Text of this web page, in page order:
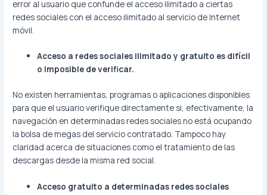
error al usuario que confunde el acceso ilimitado a ciertas
redes sociales con el acceso ilimitado al servicio de Internet
móvil.
Acceso a redes sociales ilimitado y gratuito es difícil
o imposible de verificar.
No existen herramientas, programas o aplicaciones disponibles
para que el usuario verifique directamente si, efectivamente, la
navegación en determinadas redes sociales no está ocupando
la bolsa de megas del servicio contratado. Tampoco hay
claridad acerca de situaciones como el tratamiento de las
descargas desde la misma red social.
Acceso gratuito a determinadas redes sociales